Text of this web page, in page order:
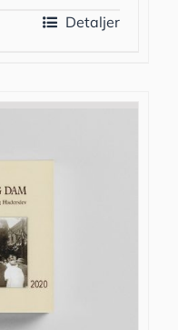
Detaljer